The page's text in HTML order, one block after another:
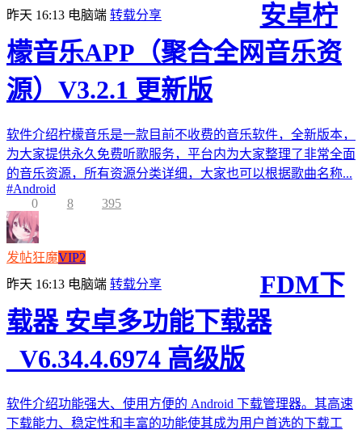
昨天 16:13 电脑端 转载分享
安卓柠
檬音乐APP（聚合全网音乐资
源）V3.2.1 更新版
软件介绍柠檬音乐是一款目前不收费的音乐软件，全新版本，
为大家提供永久免费听歌服务，平台内为大家整理了非常全面
的音乐资源，所有资源分类详细，大家也可以根据歌曲名称...
#Android
0
8 395
发帖狂魔VIP2
昨天 16:13 电脑端 转载分享
FDM下
载器 安卓多功能下载器
_V6.34.4.6974 高级版
软件介绍功能强大、使用方便的 Android 下载管理器。其高速
下载能力、稳定性和丰富的功能使其成为用户首选的下载工